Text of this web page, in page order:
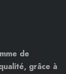
de
grâce à